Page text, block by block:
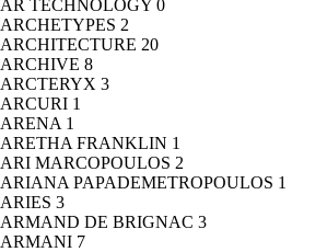
AR TECHNOLOGY 0
ARCHETYPES 2
ARCHITECTURE 20
ARCHIVE 8
ARCTERYX 3
ARCURI 1
ARENA 1
ARETHA FRANKLIN 1
ARI MARCOPOULOS 2
ARIANA PAPADEMETROPOULOS 1
ARIES 3
ARMAND DE BRIGNAC 3
ARMANI 7